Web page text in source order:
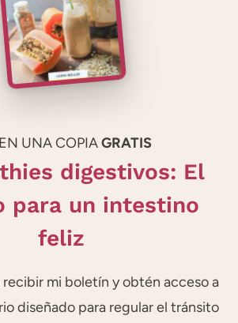
UNA COPIAGRATIS
digestivos: El
para un intestino
feliz
mi boletín y obtén acceso a
diseñado para regular el tránsito